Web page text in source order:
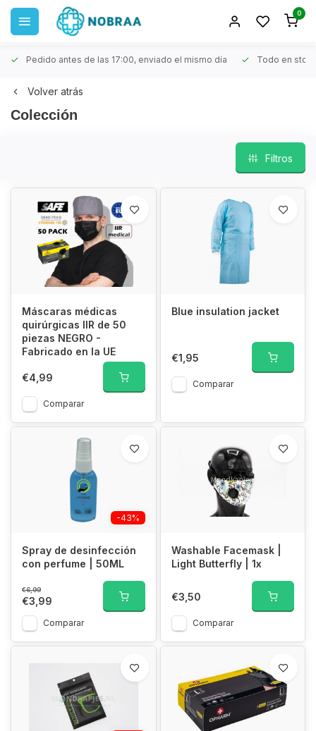
0
Pedido antes de las 17:00, enviado el mismo día Todo en
Volver atrás
Colección
Filtros
Máscaras médicas
quirúrgicas IIR de 50
piezas NEGRO -
Fabricado en la UE
€4,99
Comparar
Blue insulation jacket
€1,95
Comparar
-43%
Spray de desinfección
con perfume | 50ML
€6,99
€3,99
Comparar
Washable Facemask |
Light Butterfly | 1x
€3,50
Comparar